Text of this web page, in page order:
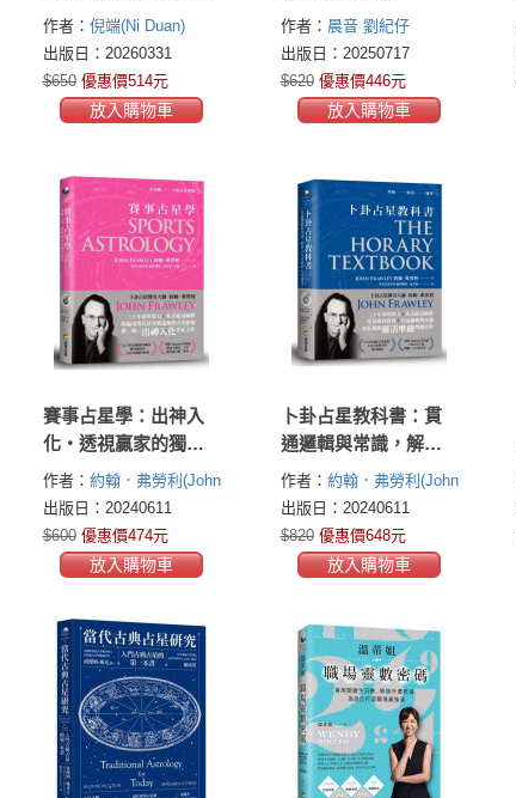
在天能×創造豐盛未來
(暢銷修訂版)
作者： 倪端(Ni Duan)
出版日：20260331
$650 優惠價514元
放入購物車
作者： 晨音 劉紀仔
出版日：20250717
$620 優惠價446元
放入購物車
賽事占星學：出神入
化‧透視贏家的獨門
要訣
作者： 約翰．弗勞利(John
Frawley)
出版日：20240611
$600 優惠價474元
放入購物車
卜卦占星教科書：貫
通邏輯與常識，解答
人生百問的心法祕笈
作者： 約翰．弗勞利(John
Frawley)
出版日：20240611
$820 優惠價648元
放入購物車